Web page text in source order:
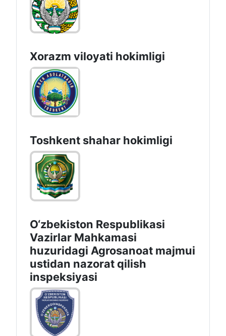
Xorazm vilоyati hоkimligi
Toshkеnt shаhаr hоkimligi
O‘zbekiston Respublikasi
Vazirlar Mahkamasi
huzuridagi Agrosanoat majmui
ustidan nazorat qilish
inspeksiyasi